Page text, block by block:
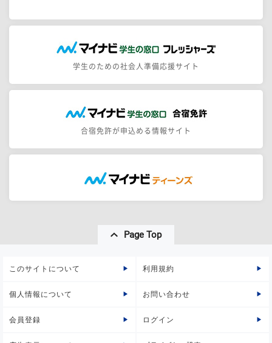
学生のための社会人準備応援サイト
合宿免許が申込める情報サイト
Page Top
このサイトについて 利用規約
個人情報について お問い合わせ
会員登録 ログイン